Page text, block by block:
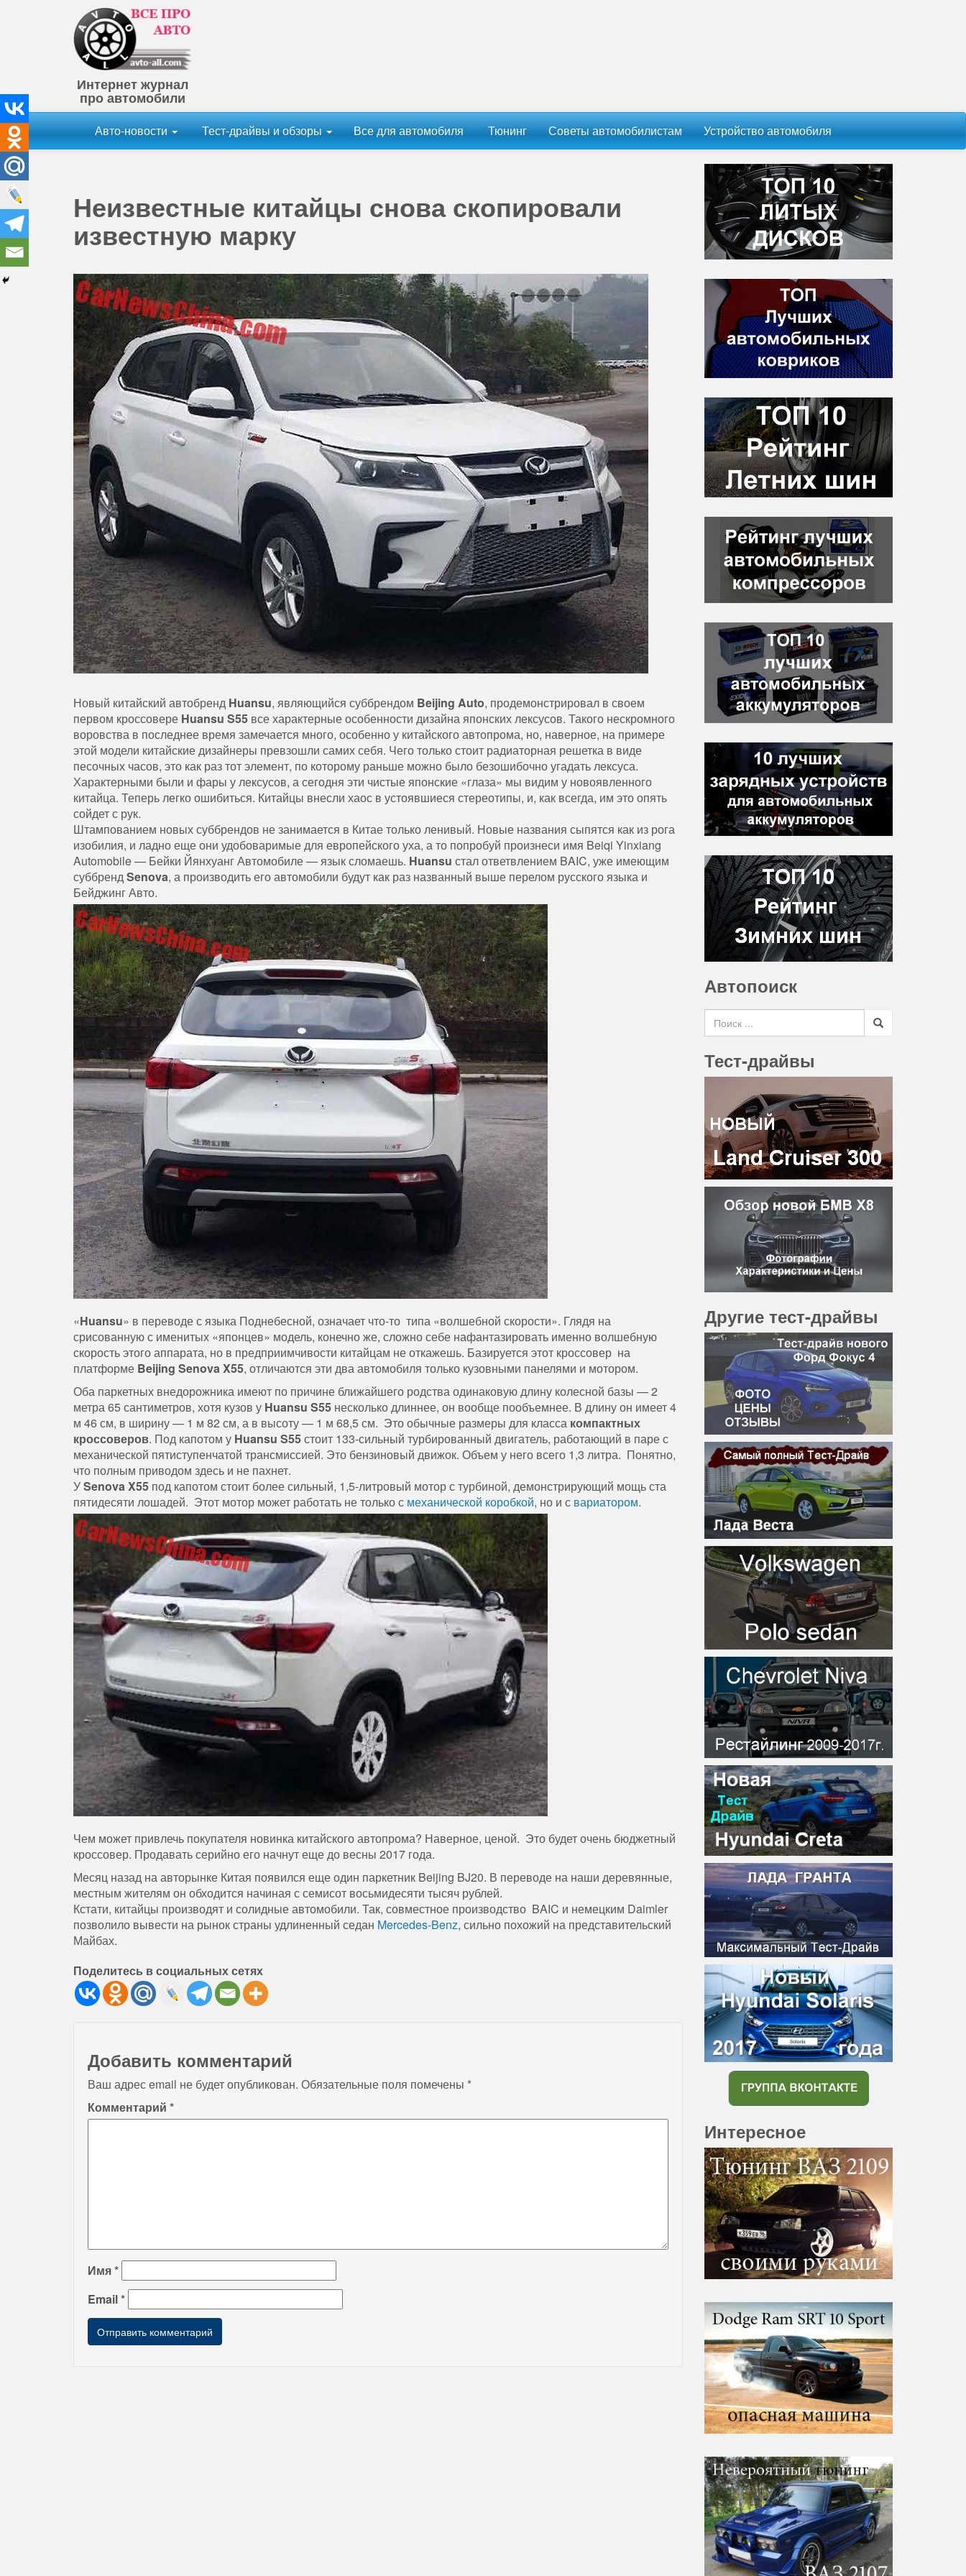
Интернет журнал
про автомобили
Авто-новости Тест-драйвы и обзоры Все для автомобиля Тюнинг Советы автомобилистам Устройство автомобиля
Неизвестные китайцы снова скопировали
известную марку
Новый китайский автобренд Huansu, являющийся суббрендом Beijing Auto, продемонстрировал в своем
первом кроссовере Huansu S55 все характерные особенности дизайна японских лексусов. Такого нескромного
воровства в последнее время замечается много, особенно у китайского автопрома, но, наверное, на примере
этой модели китайские дизайнеры превзошли самих себя. Чего только стоит радиаторная решетка в виде
песочных часов, это как раз тот элемент, по которому раньше можно было безошибочно угадать лексуса.
Характерными были и фары у лексусов, а сегодня эти чистые японские «глаза» мы видим у новоявленного
китайца. Теперь легко ошибиться. Китайцы внесли хаос в устоявшиеся стереотипы, и, как всегда, им это опять
сойдет с рук.
Штампованием новых суббрендов не занимается в Китае только ленивый. Новые названия сыпятся как из рога
изобилия, и ладно еще они удобоваримые для европейского уха, а то попробуй произнеси имя Beiqi Yinxiang
Automobile — Бейки Йянхуанг Автомобиле — язык сломаешь. Huansu стал ответвлением BAIC, уже имеющим
суббрендSenova, а производить его автомобили будут как раз названный выше перелом русского языка и
Бейджинг Авто.
«Huansu» в переводе с языка Поднебесной, означает что-то типа «волшебной скорости». Глядя на
срисованную с именитых «японцев» модель, конечно же, сложно себе нафантазировать именно волшебную
скорость этого аппарата, но в предприимчивости китайцам не откажешь. Базируется этот кроссовер на
платформе Beijing Senova X55, отличаются эти два автомобиля только кузовными панелями и мотором.
Оба паркетных внедорожника имеют по причине ближайшего родства одинаковую длину колесной базы — 2
метра 65 сантиметров, хотя кузов у Huansu S55 несколько длиннее, он вообще пообъемнее. В длину он имеет 4
м 46 см, в ширину — 1 м 82 см, а в высоту — 1 м 68,5 см. Это обычные размеры для класса компактных
кроссоверов. Под капотом у Huansu S55стоит 133-сильный турбированный двигатель, работающий в паре с
механической пятиступенчатой трансмиссией. Это бензиновый движок. Объем у него всего 1,3 литра. Понятно,
что полным приводом здесь и не пахнет.
УSenova X55 под капотом стоит более сильный, 1,5-литровый мотор с турбиной, демонстрирующий мощь ста
пятидесяти лошадей. Этот мотор может работать не только с механической коробкой, но и с вариатором.
Чем может привлечь покупателя новинка китайского автопрома? Наверное, ценой. Это будет очень бюджетный
кроссовер. Продавать серийно его начнут еще до весны 2017 года.
Месяц назад на авторынке Китая появился еще один паркетник Beijing BJ20. В переводе на наши деревянные,
местным жителям он обходится начиная с семисот восьмидесяти тысяч рублей.
Кстати, китайцы производят и солидные автомобили. Так, совместное производство BAIC и немецким Daimler
позволило вывести на рынок страны удлиненный седан Mercedes-Benz, сильно похожий на представительский
Майбах.
Поделитесь в социальных сетях
Добавить комментарий
Ваш адрес email не будет опубликован. Обязательные поля помечены *
Комментарий *
Имя*
Email*
Автопоиск
Search for
Тест-драйвы
Другие тест-драйвы
Интересное